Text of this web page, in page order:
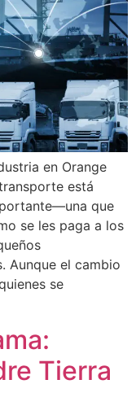
en Orange
está
que
se les paga a los
Aunque el cambio
se
Tierra